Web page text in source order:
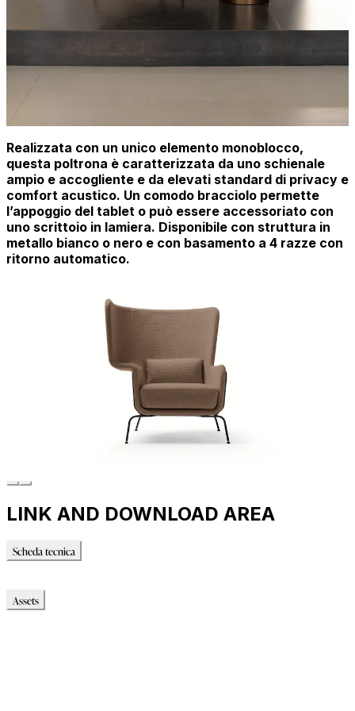
Realizzata con un unico elemento monoblocco,
questa poltrona è caratterizzata da uno schienale
ampio e accogliente e da elevati standard di privacy e
comfort acustico. Un comodo bracciolo permette
l’appoggio del tablet o può essere accessoriato con
uno scrittoio in lamiera. Disponibile con struttura in
metallo bianco o nero e con basamento a 4 razze con
ritorno automatico.
LINK AND DOWNLOAD AREA
Scheda tecnica
Assets